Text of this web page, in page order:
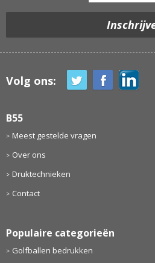
Volg ons:
B55
Meest gestelde vragen
Over ons
Druktechnieken
Contact
Populaire categorieën
Golfballen bedrukken